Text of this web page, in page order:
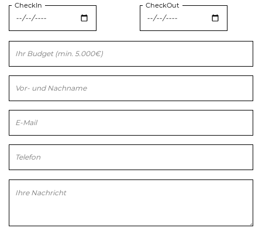
CheckIn CheckOut
Bitte lasse dieses Feld leer.
Bitte lasse dieses Feld leer.